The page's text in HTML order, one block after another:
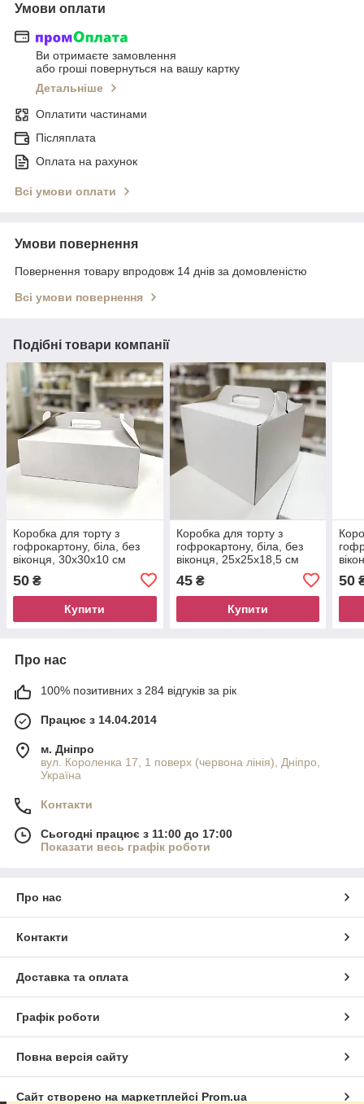
Умови оплати
Ви отримаєте замовлення
або гроші повернуться на вашу картку
Детальніше
Оплатити частинами
Післяплата
Оплата на рахунок
Всі умови оплати
Умови повернення
Повернення товару впродовж 14 днів за домовленістю
Всі умови повернення
Подібні товари компанії
Коробка для торту з
гофрокартону, біла, без
віконця, 30х30х10 см
50 ₴
Купити
Коробка для торту з
гофрокартону, біла, без
віконця, 25х25х18,5 см
45₴
Купити
50
Про нас
100% позитивних з 284 відгуків за рік
Працює з 14.04.2014
м. Дніпро
вул. Короленка 17, 1 поверх (червона лінія), Дніпро,
Україна
Контакти
Сьогодні працює з 11:00 до 17:00
Показати весь графік роботи
Про нас
Контакти
Доставка та оплата
Графік роботи
Повна версія сайту
Сайт створено на маркетплейсі Prom.ua